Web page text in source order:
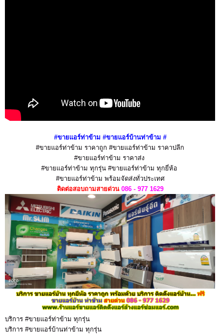
#ขายแอร์ท่าข้าม #ขายแอร์บ้านท่าข้าม #
#ขายแอร์ท่าข้าม ราคาถูก #ขายแอร์ท่าข้าม ราคาปลีก
#ขายแอร์ท่าข้าม ราคาส่ง
#ขายแอร์ท่าข้าม ทุกรุ่น #ขายแอร์ท่าข้าม ทุกยี่ห้อ
#ขายแอร์ท่าข้าม พร้อมจัดส่งทั่วประเทศ
ติดต่อสอบถามสายด่วน086 - 977 1629
บริการ #ขายแอร์ท่าข้าม ทุกรุ่น
บริการ #ขายแอร์บ้านท่าข้าม ทุกรุ่น